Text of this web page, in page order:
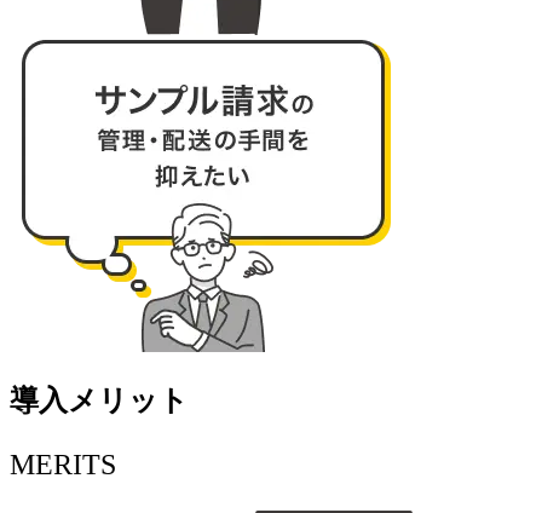
導入メリット
MERITS